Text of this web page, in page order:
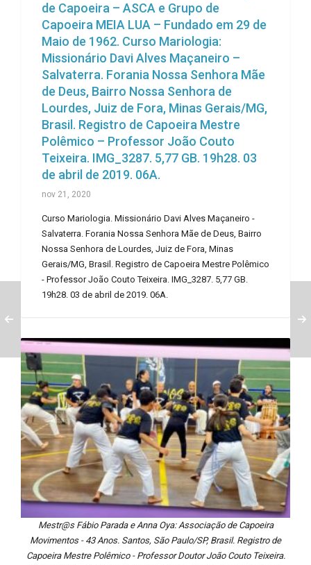
de Capoeira – ASCA e Grupo de
Capoeira MEIA LUA – Fundado em 29 de
Maio de 1962. Curso Mariologia:
Missionário Davi Alves Maçaneiro –
Salvaterra. Forania Nossa Senhora Mãe
de Deus, Bairro Nossa Senhora de
Lourdes, Juiz de Fora, Minas Gerais/MG,
Brasil. Registro de Capoeira Mestre
Polêmico – Professor João Couto
Teixeira. IMG_3287. 5,77 GB. 19h28. 03
de abril de 2019. 06A.
nov 21, 2020
Curso Mariologia. Missionário Davi Alves Maçaneiro -
Salvaterra. Forania Nossa Senhora Mãe de Deus, Bairro
Nossa Senhora de Lourdes, Juiz de Fora, Minas
Gerais/MG, Brasil. Registro de Capoeira Mestre Polêmico
- Professor João Couto Teixeira. IMG_3287. 5,77 GB.
19h28. 03 de abril de 2019. 06A.
Mestr@s Fábio Parada e Anna Oya: Associação de Capoeira
Movimentos - 43 Anos. Santos, São Paulo/SP, Brasil. Registro de
Capoeira Mestre Polêmico - Professor Doutor João Couto Teixeira.